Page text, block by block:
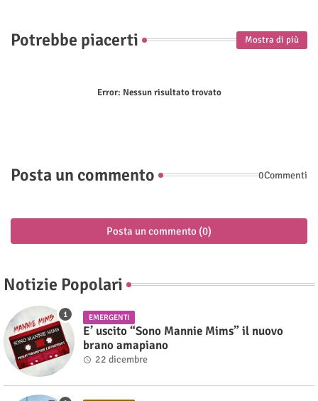
Potrebbe piacerti Mostra di più
Error: Nessun risultato trovato
Posta un commento 0Commenti
Posta un commento (0)
Notizie Popolari
EMERGENTI
E’ uscito “Sono Mannie Mims” il nuovo
brano amapiano
22 dicembre